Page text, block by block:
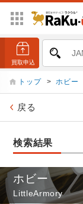
トップ > ホビー
戻る
検索結果
ホビー
LittleArmory